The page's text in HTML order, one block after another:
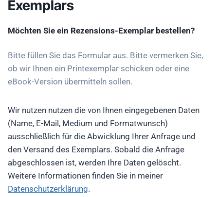
Exemplars
Möchten Sie ein Rezensions-Exemplar bestellen?
Bitte füllen Sie das Formular aus. Bitte vermerken Sie,
ob wir Ihnen ein Printexemplar schicken oder eine
eBook-Version übermitteln sollen.
Wir nutzen nutzen die von Ihnen eingegebenen Daten
(Name, E-Mail, Medium und Formatwunsch)
ausschließlich für die Abwicklung Ihrer Anfrage und
den Versand des Exemplars. Sobald die Anfrage
abgeschlossen ist, werden Ihre Daten gelöscht.
Weitere Informationen finden Sie in meiner
Datenschutzerklärung.